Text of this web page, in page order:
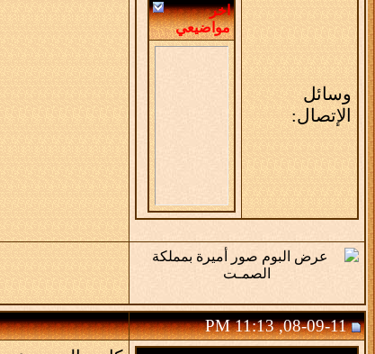
وسائل
الإتصال:
اخر
مواضيعي
08-09-11, 11:13 PM